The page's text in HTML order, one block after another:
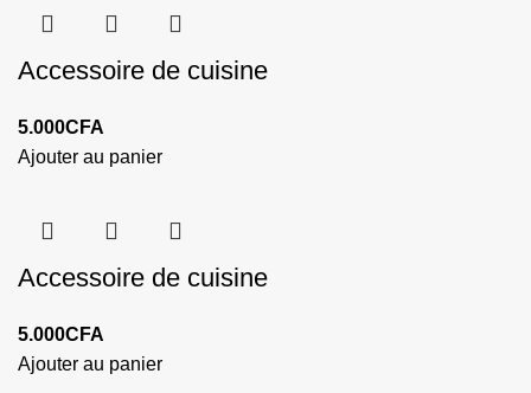
Accessoire de cuisine
5.000CFA
Ajouter au panier
Accessoire de cuisine
5.000CFA
Ajouter au panier